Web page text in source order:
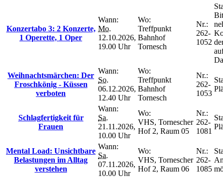
Konzertabo 3: 2 Konzerte,
1 Operette, 1 Oper
Wann:
Mo.
12.10.2026,
19.00 Uhr
Wo:
Treffpunkt
Bahnhof
Tornesch
Nr.:
262-
1052
Weihnachtsmärchen: Der
Froschkönig - Küssen
verboten
Wann:
So.
06.12.2026,
12.40 Uhr
Wo:
Treffpunkt
Bahnhof
Tornesch
Nr.:
262-
1053
Schlagfertigkeit für
Frauen
Wann:
Sa.
21.11.2026,
10.00 Uhr
Wo:
VHS, Tornescher
Hof 2, Raum 05
Nr.:
262-
1081
Mental Load: Unsichtbare
Belastungen im Alltag
verstehen
Wann:
Sa.
07.11.2026,
10.00 Uhr
Wo:
VHS, Tornescher
Hof 2, Raum 06
Nr.:
262-
1085